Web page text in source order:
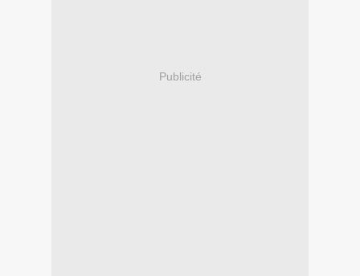
Publicité